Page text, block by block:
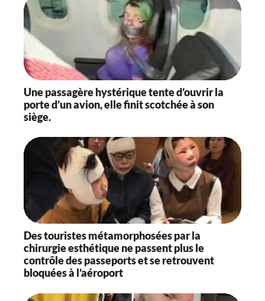
Une passagère hystérique tente d’ouvrir la
porte d’un avion, elle finit scotchée à son
siège.
Des touristes métamorphosées par la
chirurgie esthétique ne passent plus le
contrôle des passeports et se retrouvent
bloquées à l’aéroport